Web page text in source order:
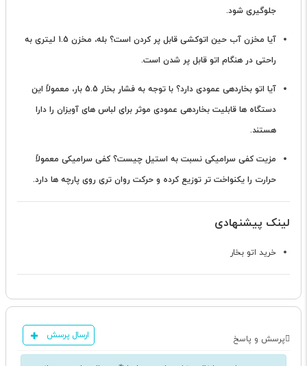
جلوگیری شود.
آیا مخزن آب حین اتوکشی قابل پر کردن است؟
بله، مخزن 1.5 لیتری به
راحتی در هنگام اتو قابل پر شدن است.
آیا اتو بخاردهی عمودی دارد؟
با توجه به فشار بخار 5.5 بار، معمولاً این
دستگاه ها قابلیت بخاردهی عمودی موثر برای لباس های آویزان را دارا
هستند.
مزیت کفی سرامیکی نسبت به استیل چیست؟ کفی سرامیکی معمولاً
حرارت را یکنواخت تر توزیع کرده و حرکت روان تری روی پارچه ها دارد.
لینک پیشنهادی
خرید اتو بخار
پرسش و پاسخ ارسال پرسش